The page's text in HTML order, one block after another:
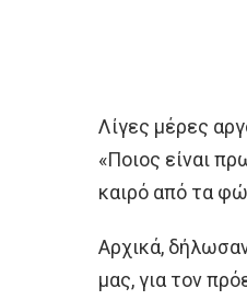
Λίγες μέρες
«Ποιος είναι
καιρό από τα
Αρχικά,
μας, για τον